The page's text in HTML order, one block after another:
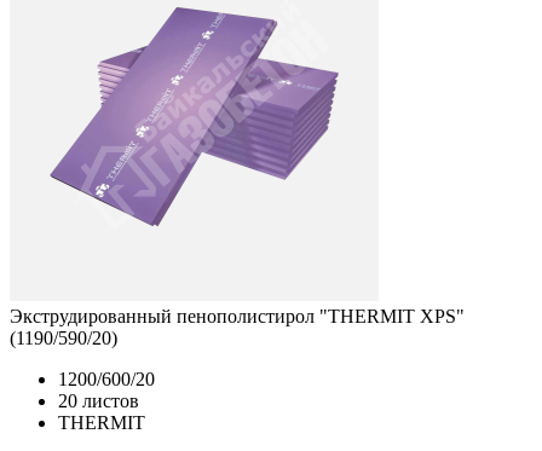
Экструдированный пенополистирол "THERMIT XPS"
(1190/590/20)
1200/600/20
20 листов
THERMIT